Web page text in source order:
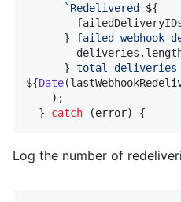
`Redelivered ${
      }
failed webhook
      }
${Date
  }
catch (error) {
Log the number of